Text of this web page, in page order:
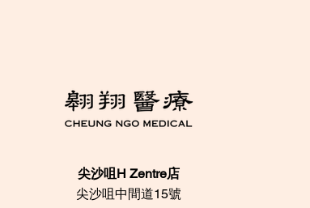
尖沙咀H Zentre店
尖沙咀中間道15號